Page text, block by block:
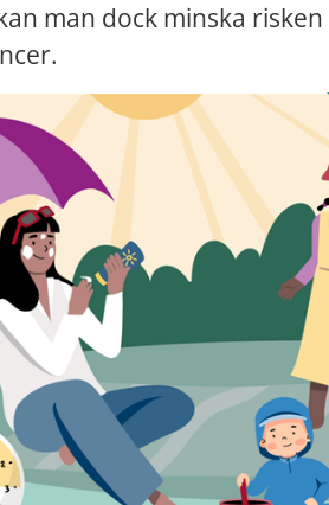
man dock minska